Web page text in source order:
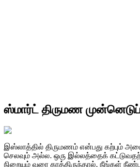
ஸ்மார்ட் திருமண
இஸ்லாத்தில் திருமணம் என்பது கற்பும்
செலவும் அல்ல. ஒரு இல்லத்தைக்
நிறையும் வரை காத்திருந்தால், நீங்கள்